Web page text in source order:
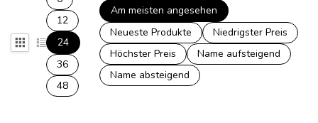
12
24
36
48
Am meisten angesehen
Neueste Produkte
Niedrigster Preis
Höchster Preis
Name aufsteigend
Name absteigend